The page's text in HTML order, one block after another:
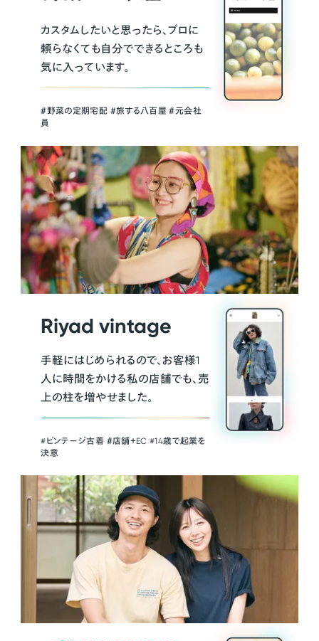
カスタムしたいと思ったら、プロに
頼らなくても自分でできるところも
気に入っています。
＃野菜の定期宅配 ＃旅する八百屋 ＃元会社
員
Riyad vintage
手軽にはじめられるので、お客様1
人に時間をかける私の店舗でも、売
上の柱を増やせました。
#ビンテージ古着 ＃店舗＋EC #14歳で起業を
決意